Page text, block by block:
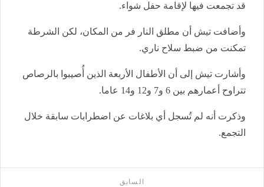
قد تجمعت فيها لإقامة حفل شواء.
وأضافت تيش أن مطلق النار فر من المكان، لكن الشرطة
تمكنت من ضبط سلاح ناري.
وأشارت تيش إلى أن الأطفال الأربعة الذين أُصيبوا بالرصاص
تتراوح أعمارهم بين 6 و7 و12 و14 عاما.
وذكرت أنه لم تُسجل أي بلاغات عن اضطرابات سابقة خلال
التجمع.
السابق